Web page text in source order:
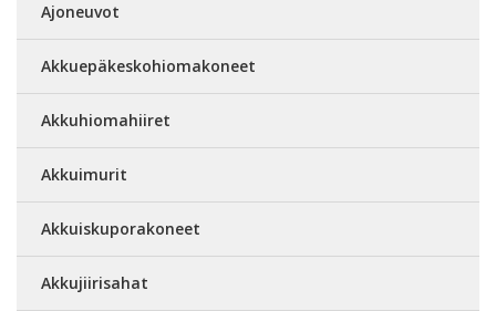
Ajoneuvot
Akkuepäkeskohiomakoneet
Akkuhiomahiiret
Akkuimurit
Akkuiskuporakoneet
Akkujiirisahat